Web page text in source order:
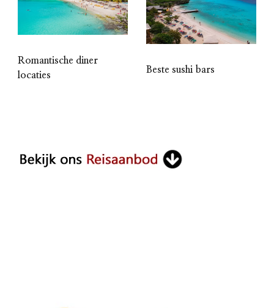
Romantische diner
locaties
Beste sushi bars